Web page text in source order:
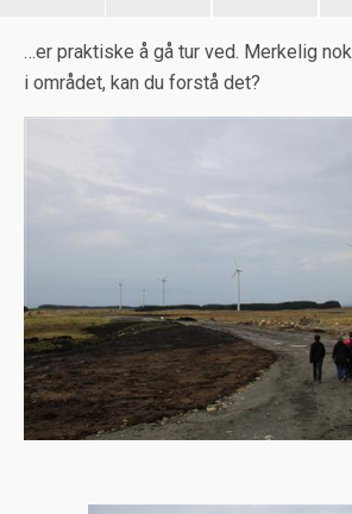
…er praktiske å gå tur ved. Merkelig
i området, kan du forstå det?